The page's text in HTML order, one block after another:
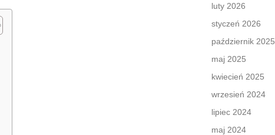
luty 2026
styczeń 2026
październik 2025
maj 2025
kwiecień 2025
wrzesień 2024
lipiec 2024
maj 2024